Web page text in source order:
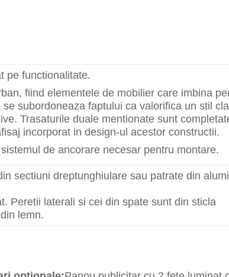
pe functionalitate.
fiind elementele de mobilier care imbina
subordoneaza faptului ca valorifica un stil
Trasaturile duale mentionate sunt
incorporat in design-ul acestor constructii.
de ancorare necesar pentru montare.
sectiuni dreptunghiulare sau patrate din
Peretii laterali si cei din spate sunt din sticla
lemn.